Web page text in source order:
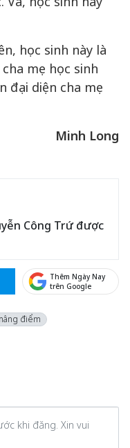
học sinh này là
mẹ học sinh
đại diện cha mẹ
Minh Long
Công Trứ được
Thêm Ngày Nay
trên Google
nâng điểm